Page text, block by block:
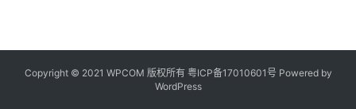
Copyright © 2021 WPCOM 版权所有 粤ICP备17010601号 Powered by
WordPress